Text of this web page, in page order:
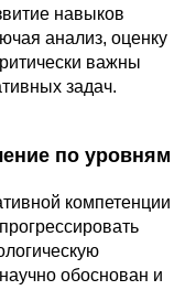
навыков
анализ, оценку
важны
задач.
по уровням
компетенции
обоснован и